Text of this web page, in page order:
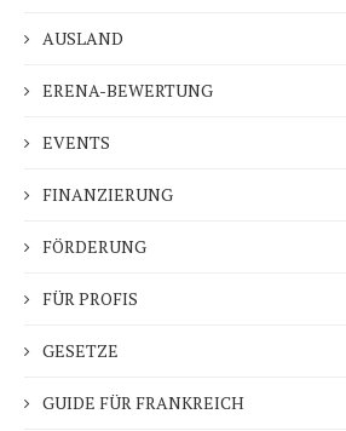
AUSLAND
ERENA-BEWERTUNG
EVENTS
FINANZIERUNG
FÖRDERUNG
FÜR PROFIS
GESETZE
GUIDE FÜR FRANKREICH